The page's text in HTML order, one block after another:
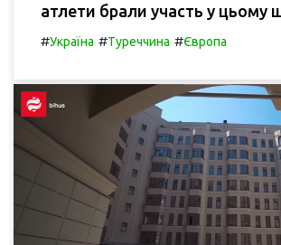
атлети брали участь у цьому
#Україна #Туреччина #Європа